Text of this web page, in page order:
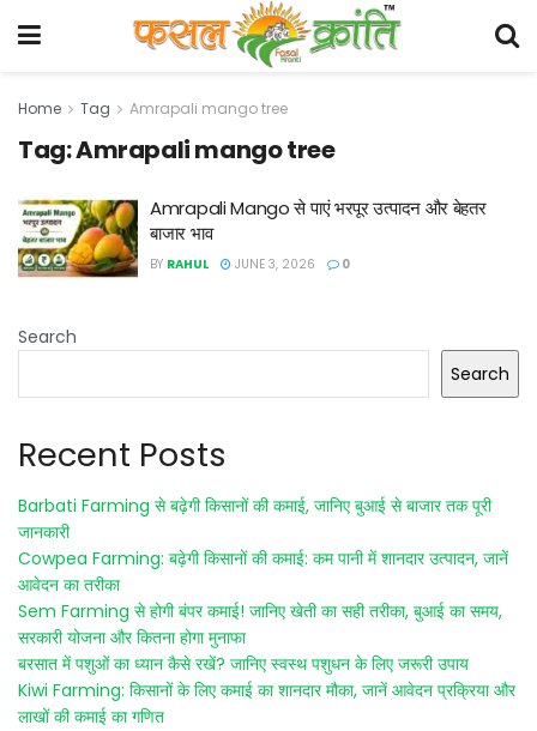
Home Tag Amrapali mango tree
Tag:Amrapali mango tree
Amrapali Mango से पाएं भरपूर उत्पादन और बेहतर
बाजार भाव
BY RAHUL JUNE 3, 2026 0
Search
Search
Recent Posts
Barbati Farming से बढ़ेगी किसानों की कमाई, जानिए बुआई से बाजार तक पूरी
जानकारी
Cowpea Farming: बढ़ेगी किसानों की कमाई: कम पानी में शानदार उत्पादन, जानें
आवेदन का तरीका
Sem Farming से होगी बंपर कमाई! जानिए खेती का सही तरीका, बुआई का समय,
सरकारी योजना और कितना होगा मुनाफा
बरसात में पशुओं का ध्यान कैसे रखें? जानिए स्वस्थ पशुधन के लिए जरूरी उपाय
Kiwi Farming: किसानों के लिए कमाई का शानदार मौका, जानें आवेदन प्रक्रिया और
लाखों की कमाई का गणित